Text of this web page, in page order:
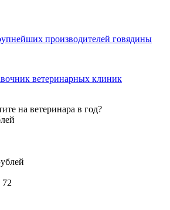
производителей говядины
ветеринарных клиник
на ветеринара в год?
72